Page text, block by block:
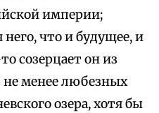
империи;
него, что и будущее, и
созерцает он из
менее любезных
озера, хотя бы